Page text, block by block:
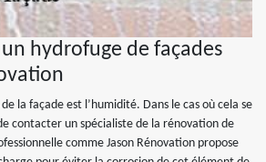
hydrofuge de façades
la façade est l’humidité. Dans le cas où cela se
contacter un spécialiste de la rénovation de
comme Jason Rénovation propose